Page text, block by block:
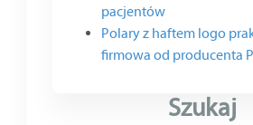
pacjentów
Polary z haftem logo
firmowa od producenta
Szukaj